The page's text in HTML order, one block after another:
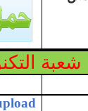
شعبة